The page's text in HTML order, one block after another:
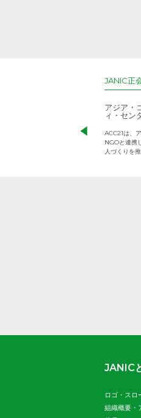
JANIC正
アジア・
ィ・セン
ACC21は、
NGOと連携
人づくりを
JANIC
ロゴ・スロ
組織概要・